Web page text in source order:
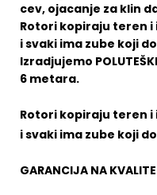
cev, ojacanje za klin
Rotori kopiraju teren i
i svaki ima zube koji
Izradjujemo
6 metara.
Rotori kopiraju teren i
i svaki ima zube koji
GARANCIJA NA